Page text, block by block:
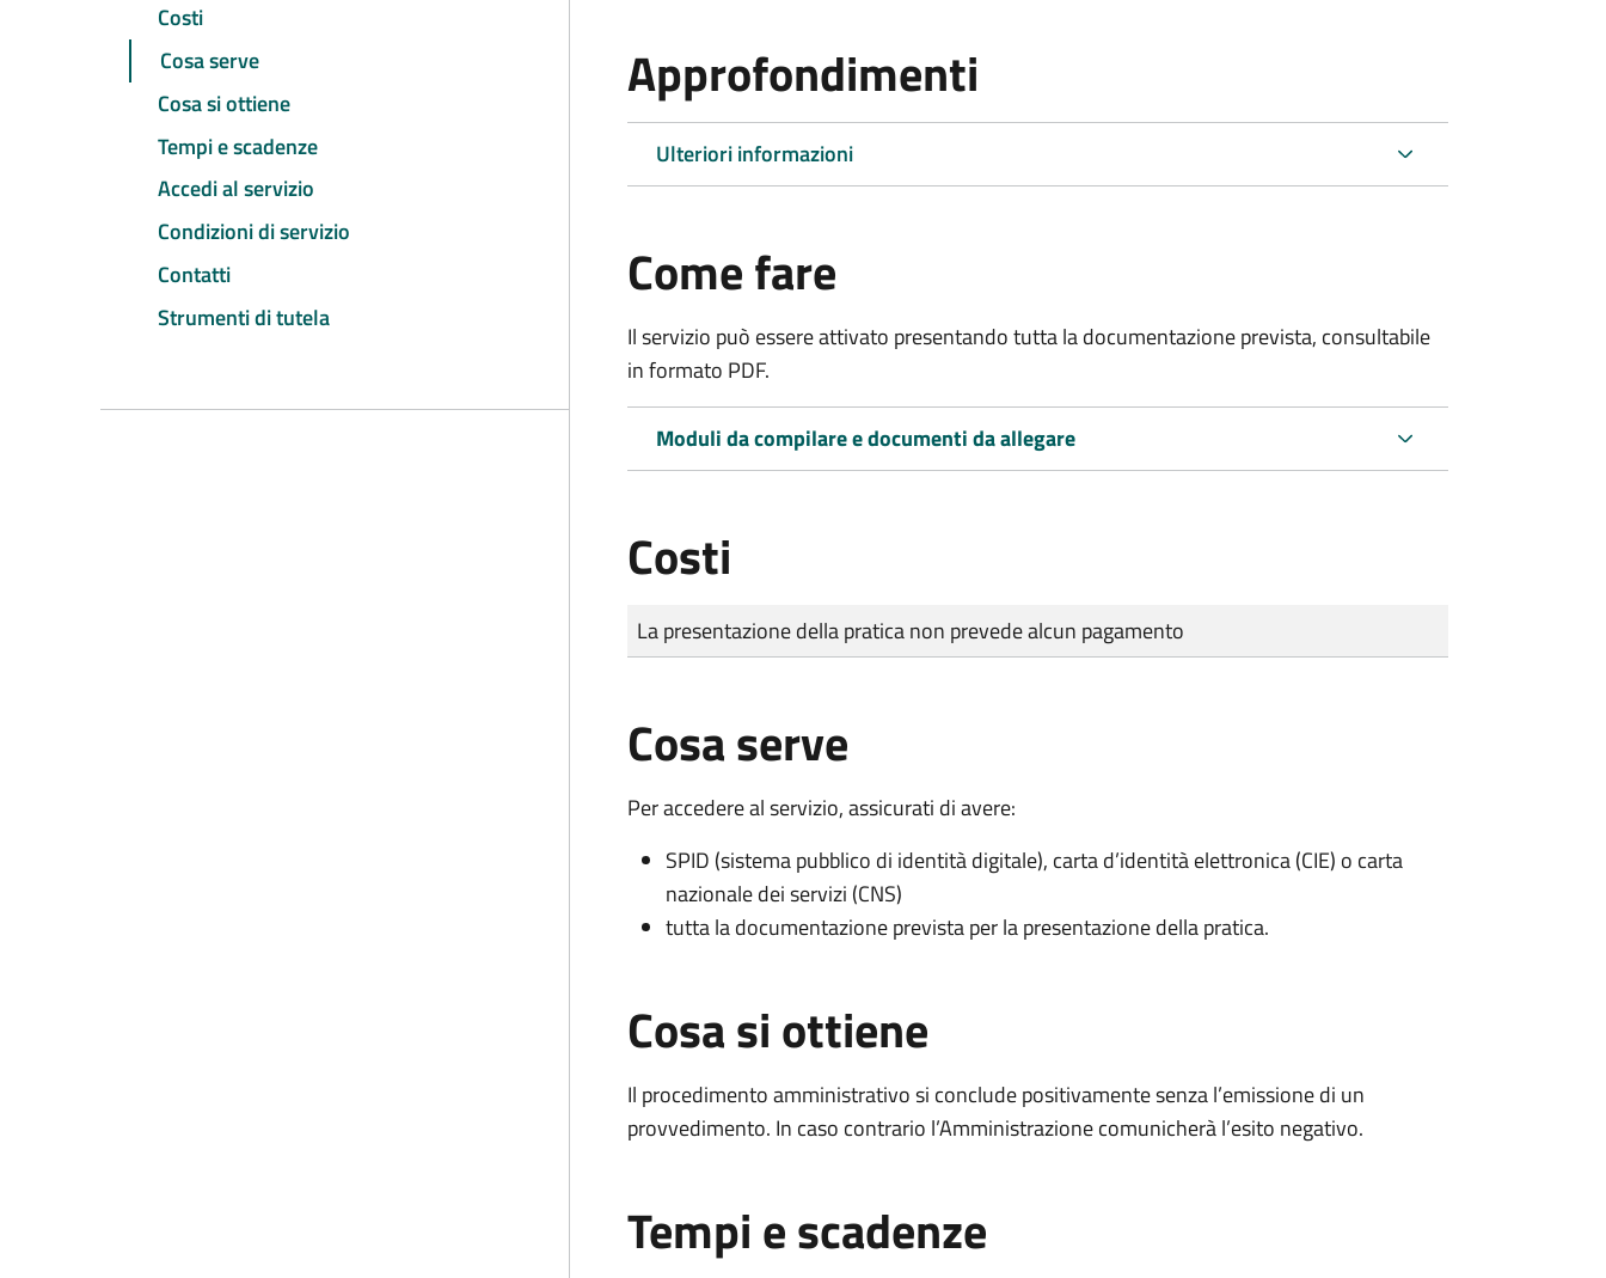
Costi
Cosa serve
Cosa si ottiene
Tempi e scadenze
Accedi al servizio
Condizioni di servizio
Contatti
Strumenti di tutela
Approfondimenti
Ulteriori informazioni
Come fare
Il servizio può essere attivato presentando tutta la documentazione prevista, consultabile
in formato PDF.
Moduli da compilare e documenti da allegare
Costi
Tipo di pagamento
Importo
La presentazione della pratica non prevede alcun pagamento
Cosa serve
Per accedere al servizio, assicurati di avere:
SPID (sistema pubblico di identità digitale), carta d’identità elettronica (CIE) o carta
nazionale dei servizi (CNS)
tutta la documentazione prevista per la presentazione della pratica.
Cosa si ottiene
Il procedimento amministrativo si conclude positivamente senza l’emissione di un
provvedimento. In caso contrario l’Amministrazione comunicherà l’esito negativo.
Tempi e scadenze